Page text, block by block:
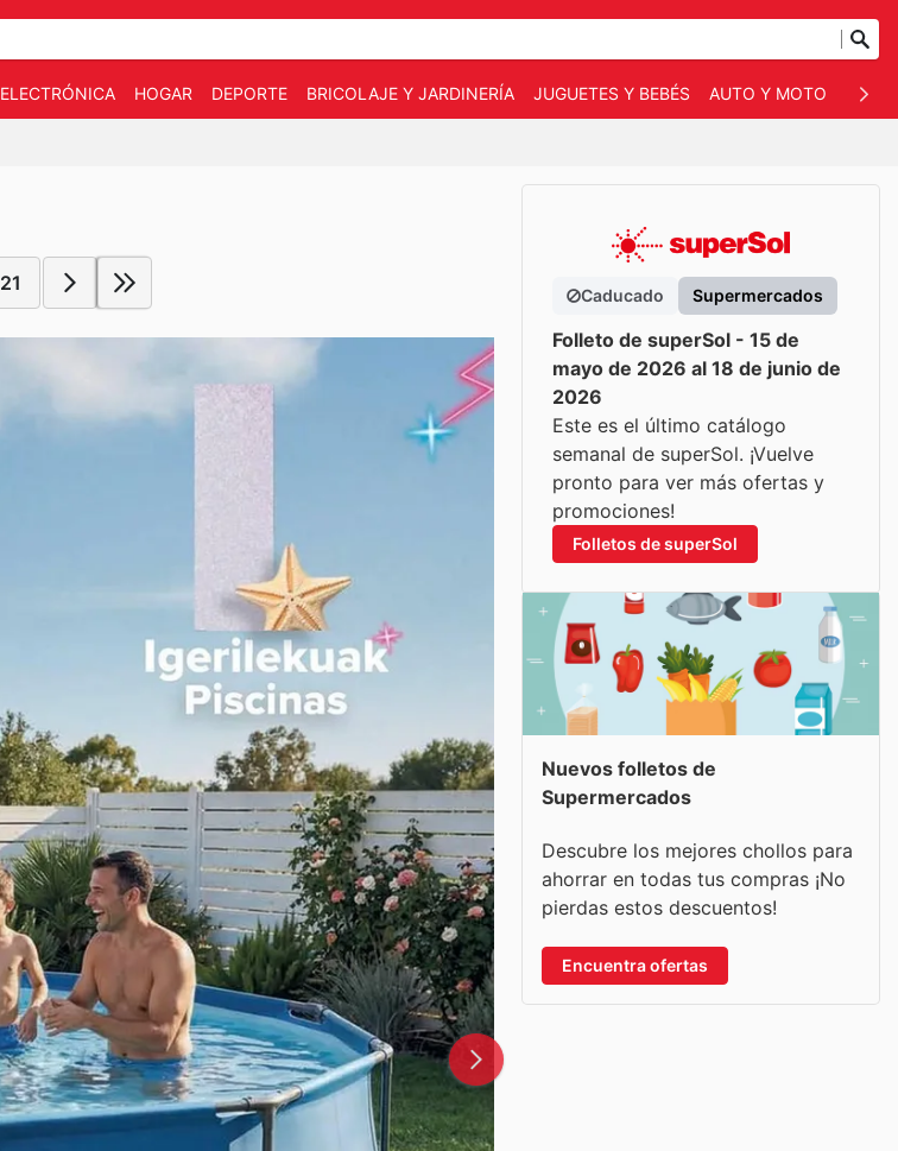
ELECTRÓNICA HOGAR DEPORTE BRICOLAJE Y JARDINERÍA JUGUETES Y BEBÉS AUTO Y MOTO
21
Caducado Supermercados
Folleto de superSol - 15 de
mayo de 2026 al 18 de junio de
2026
Este es el último catálogo
semanal de superSol. ¡Vuelve
pronto para ver más ofertas y
promociones!
Folletos de superSol
Nuevos folletos de
Supermercados
Descubre los mejores chollos para
ahorrar en todas tus compras ¡No
pierdas estos descuentos!
Encuentra ofertas